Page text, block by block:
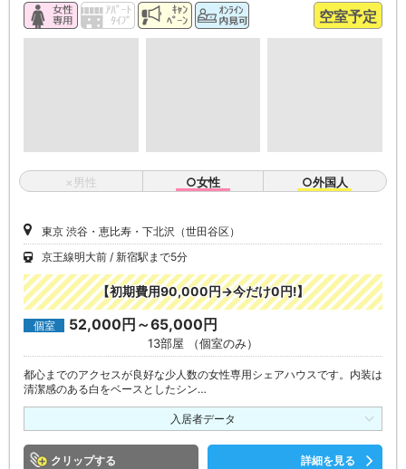
空室予定
×男性 ○女性 ○外国人
東京 渋谷・恵比寿・下北沢（世田谷区）
京王線明大前
新宿駅まで5分
【初期費用90,000円→今だけ0円!】
個室 52,000円～65,000円
13部屋 （個室のみ）
都心までのアクセスが良好な少人数の女性専用シェアハウスです。内装は
清潔感のある白をベースとしたシン…
入居者データ
クリップ 詳細を見る